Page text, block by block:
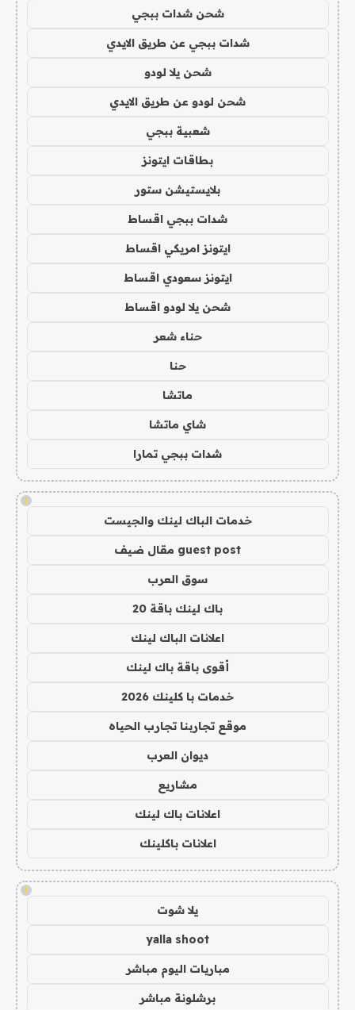
شحن شدات ببجي
شدات ببجي عن طريق الايدي
شحن يلا لودو
شحن لودو عن طريق الايدي
شعبية ببجي
بطاقات ايتونز
بلايستيشن ستور
شدات ببجي اقساط
ايتونز امريكي اقساط
ايتونز سعودي اقساط
شحن يلا لودو اقساط
حناء شعر
حنا
ماتشا
شاي ماتشا
شدات ببجي تمارا
!
خدمات الباك لينك والجيست
guest post مقال ضيف
سوق العرب
باك لينك باقة 20
اعلانات الباك لينك
أقوى باقة باك لينك
خدمات با كلينك 2026
موقع تجاربنا تجارب الحياه
ديوان العرب
مشاريع
اعلانات باك لينك
اعلانات باكلينك
!
يلا شوت
yalla shoot
مباريات اليوم مباشر
برشلونة مباشر